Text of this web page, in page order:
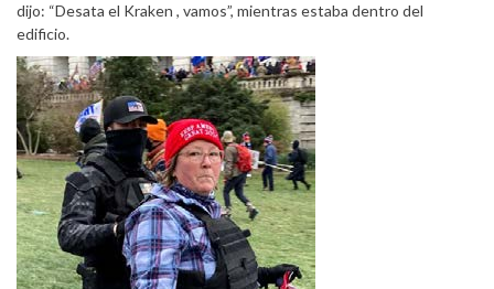
dijo: “Desata el Kraken , vamos”, mientras estaba dentro del
edificio.